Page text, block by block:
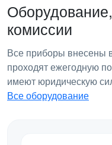
комиссии
Все приборы внесены
проходят ежегодную
имеют юридическую
Все оборудование